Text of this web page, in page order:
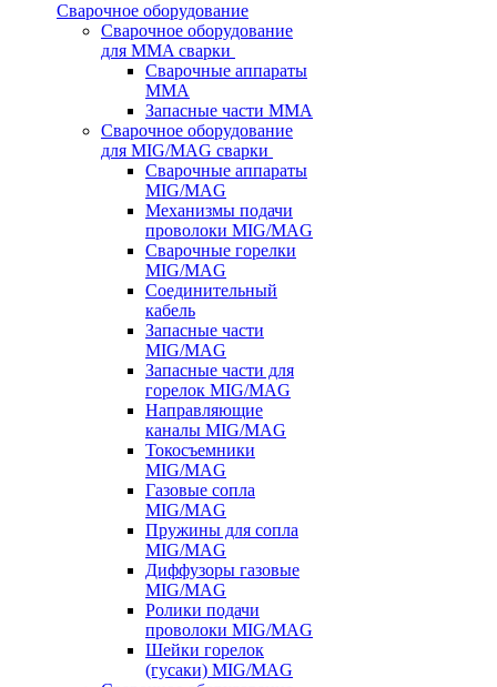
Сварочное оборудование
Сварочное оборудование
для MMA сварки
Сварочные аппараты
MMA
Запасные части MMA
Сварочное оборудование
для MIG/MAG сварки
Сварочные аппараты
MIG/MAG
Механизмы подачи
проволоки MIG/MAG
Сварочные горелки
MIG/MAG
Соединительный
кабель
Запасные части
MIG/MAG
Запасные части для
горелок MIG/MAG
Направляющие
каналы MIG/MAG
Токосъемники
MIG/MAG
Газовые сопла
MIG/MAG
Пружины для сопла
MIG/MAG
Диффузоры газовые
MIG/MAG
Ролики подачи
проволоки MIG/MAG
Шейки горелок
(гусаки) MIG/MAG